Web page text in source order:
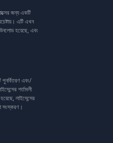
জন্য একটি
এটি এখন
হয়েছে, এবং
এবং/
শর্তাবলী
লাইসেন্সের
সংস্করণ।